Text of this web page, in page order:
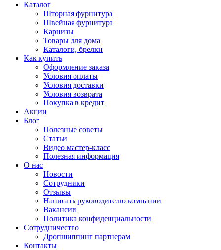
Каталог
Шторная фурнитура
Швейная фурнитура
Карнизы
Товары для дома
Каталоги, брелки
Как купить
Оформление заказа
Условия оплаты
Условия доставки
Условия возврата
Покупка в кредит
Акции
Блог
Полезные советы
Статьи
Видео мастер-класс
Полезная информация
О нас
Новости
Сотрудники
Отзывы
Написать руководителю компании
Вакансии
Политика конфиденциальности
Сотрудничество
Дропшиппинг партнерам
Контакты